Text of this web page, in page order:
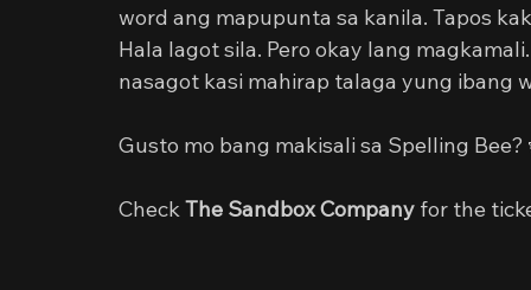
word ang mapupunta sa kanila. Tapos
Hala lagot sila. Pero okay lang
nasagot kasi mahirap talaga yung ibang
Gusto mo bang makisali sa Spelling Bee?
Check The Sandbox Company for the